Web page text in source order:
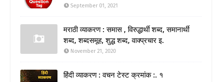
September 01, 2021
मराठी व्याकरण : समास , विरुद्धार्थी शब्द, समानार्थी
शब्द, शब्दसमूह, शुद्ध शब्द, वाक्प्रचार इ.
November 21, 2020
हिंदी व्याकरण : वचन टेस्ट क्रमांक :. १